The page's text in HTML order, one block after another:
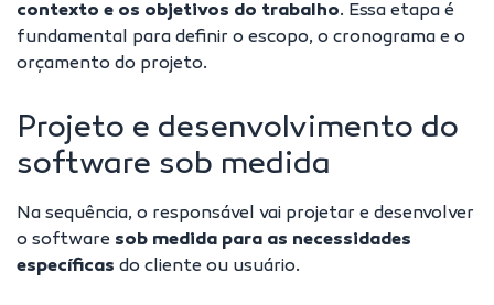
contexto e os objetivos do trabalho. Essa etapa é
fundamental para definir o escopo, o cronograma e o
orçamento do projeto.
Projeto e desenvolvimento do
software sob medida
Na sequência, o responsável vai projetar e desenvolver
o software sob medida para as necessidades
específicas do cliente ou usuário.